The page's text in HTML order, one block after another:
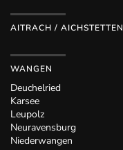
AITRACH / AICHSTETTEN
WANGEN
Deuchelried
Karsee
Leupolz
Neuravensburg
Niederwangen